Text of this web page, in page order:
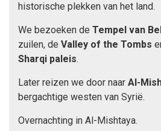
historische plekken van het land.
We bezoeken de Tempel van
zuilen, de Valley of the Tombs
Sharqi paleis.
Later reizen we door naar Al-
bergachtige westen van Syrië.
Overnachting in Al-Mishtaya.